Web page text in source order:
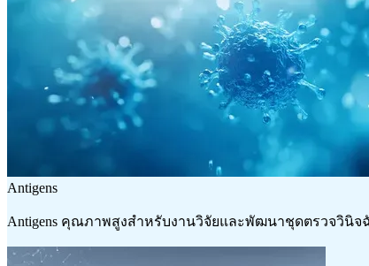
Antigens
Antigens คุณภาพสูงสำหรับงานวิจัยและพัฒนาชุดตรวจวินิจ